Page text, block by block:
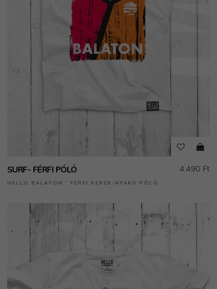
SURF- FÉRFI PÓLÓ
HELLO BALATON ˙ FÉRFI KEREK-NYAKÚ PÓLÓ
4.490 Ft